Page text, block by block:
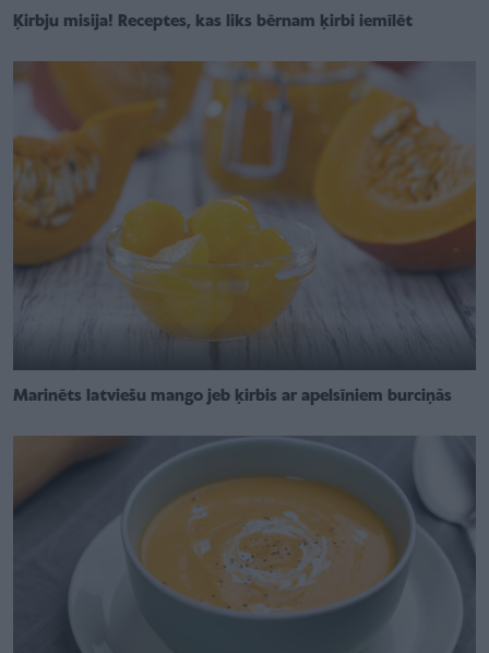
Ķirbju misija! Receptes, kas liks bērnam ķirbi iemīlēt
Marinēts latviešu mango jeb ķirbis ar apelsīniem burciņās